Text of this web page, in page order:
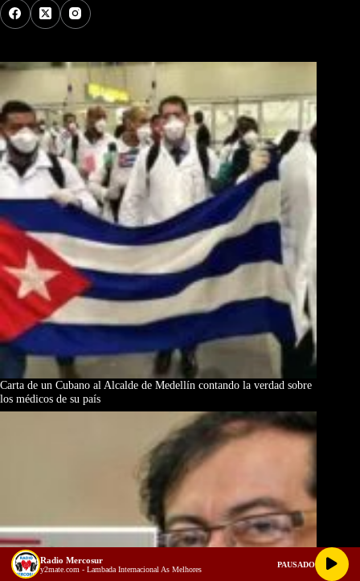
Carta de un Cubano al Alcalde de Medellín contando la verdad sobre
los médicos de su país
Radio Mercosur
y2mate.com - Lambada Internacional As Melhores
PAUSADO